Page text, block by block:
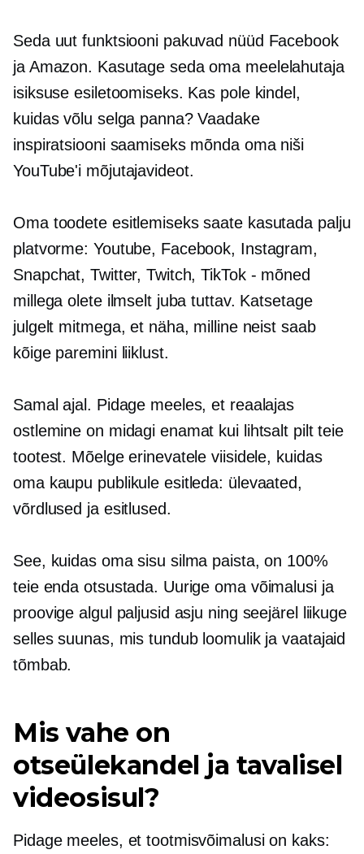
Seda uut funktsiooni pakuvad nüüd Facebook
ja Amazon. Kasutage seda oma meelelahutaja
isiksuse esiletoomiseks. Kas pole kindel,
kuidas võlu selga panna? Vaadake
inspiratsiooni saamiseks mõnda oma niši
YouTube'i mõjutajavideot.
Oma toodete esitlemiseks saate kasutada palju
platvorme: Youtube, Facebook, Instagram,
Snapchat, Twitter, Twitch,TikTok - mõned
millega olete ilmselt juba tuttav. Katsetage
julgelt mitmega, et näha, milline neist saab
kõige paremini liiklust.
Samal ajal. Pidage meeles, et reaalajas
ostlemine on midagi enamat kui lihtsalt pilt teie
tootest. Mõelge erinevatele viisidele, kuidas
oma kaupu publikule esitleda: ülevaated,
võrdlused ja esitlused.
See, kuidas oma sisu silma paista, on 100%
teie enda otsustada. Uurige oma võimalusi ja
proovige algul paljusid asju ning seejärel liikuge
selles suunas, mis tundub loomulik ja vaatajaid
tõmbab.
Mis vahe on
otseülekandel ja tavalisel
videosisul?
Pidage meeles, et tootmisvõimalusi on kaks: